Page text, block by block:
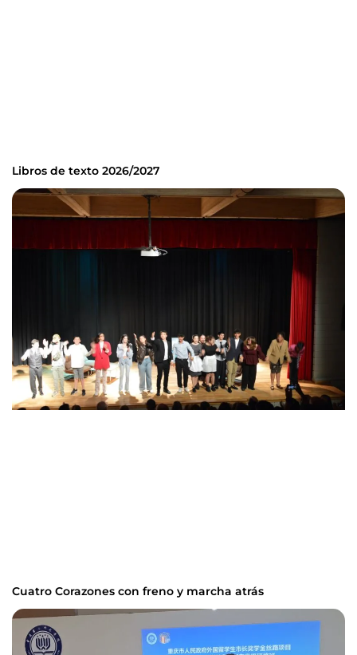
Libros de texto 2026/2027
Cuatro Corazones con freno y marcha atrás